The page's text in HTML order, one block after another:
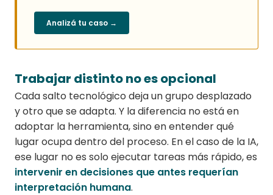
Analizá tu caso →
Trabajar distinto no es opcional
Cada salto tecnológico deja un grupo desplazado
y otro que se adapta. Y la diferencia no está en
adoptar la herramienta, sino en entender qué
lugar ocupa dentro del proceso. En el caso de la IA,
ese lugar no es solo ejecutar tareas más rápido, es
intervenir en decisiones que antes requerían
interpretación humana.